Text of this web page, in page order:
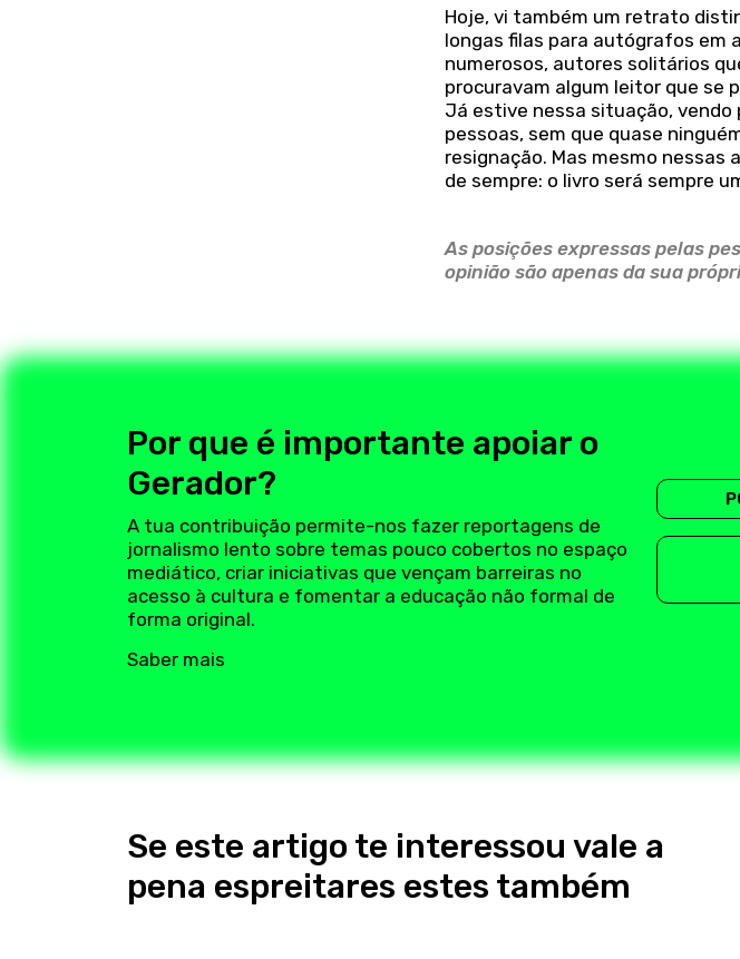
Hoje, vi também um retrato
longas filas para autógrafos em
numerosos, autores solitários
procuravam algum leitor que se
Já estive nessa situação, vendo
pessoas, sem que quase
resignação. Mas mesmo
de sempre: o livro será sempre
As posições expressas pelas
opinião são apenas da sua
Por que é importante apoiar o
Gerador?
A tua contribuição permite-nos fazer reportagens de
jornalismo lento sobre temas pouco cobertos no espaço
mediático, criar iniciativas que vençam barreiras no
acesso à cultura e fomentar a educação não formal de
forma original.
Saber mais
Se este artigo te interessou vale a
pena espreitares estes também